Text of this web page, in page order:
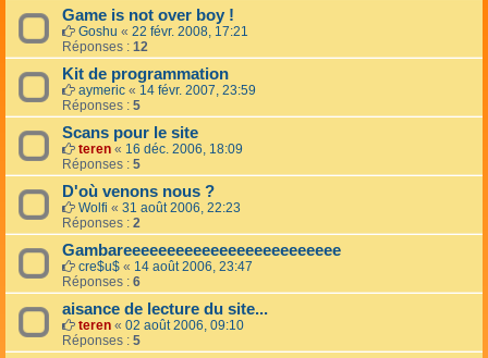
Game is not over boy !
Goshu « 22 févr. 2008, 17:21
Réponses : 12
Kit de programmation
aymeric « 14 févr. 2007, 23:59
Réponses : 5
Scans pour le site
teren « 16 déc. 2006, 18:09
Réponses : 5
D'où venons nous ?
Wolfi « 31 août 2006, 22:23
Réponses : 2
Gambareeeeeeeeeeeeeeeeeeeeeeeee
cre$u$ « 14 août 2006, 23:47
Réponses : 6
aisance de lecture du site...
teren « 02 août 2006, 09:10
Réponses : 5